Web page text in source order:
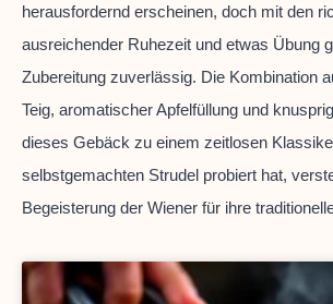
herausfordernd erscheinen, doch mit den
ausreichender Ruhezeit und etwas Übung
Zubereitung zuverlässig. Die Kombination
Teig, aromatischer Apfelfüllung und
dieses Gebäck zu einem zeitlosen
selbstgemachten Strudel probiert hat,
Begeisterung der Wiener für ihre